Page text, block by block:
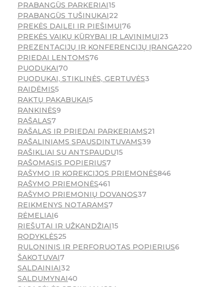
PRABANGŪS PARKERIAI15
PRABANGŪS TUŠINUKAI22
PREKĖS DAILEI IR PIEŠIMUI76
PREKĖS VAIKŲ KŪRYBAI IR LAVINIMUI23
PREZENTACIJŲ IR KONFERENCIJŲ ĮRANGA220
PRIEDAI LENTOMS76
PUODUKAI70
PUODUKAI, STIKLINĖS, GERTUVĖS3
RAIDĖMIS5
RAKTŲ PAKABUKAI5
RANKINĖS9
RAŠALAS7
RAŠALAS IR PRIEDAI PARKERIAMS21
RAŠALINIAMS SPAUSDINTUVAMS39
RAŠIKLIAI SU ANTSPAUDU15
RAŠOMASIS POPIERIUS7
RAŠYMO IR KOREKCIJOS PRIEMONĖS846
RAŠYMO PRIEMONĖS461
RAŠYMO PRIEMONIŲ DOVANOS37
REIKMENYS NOTARAMS7
RĖMELIAI6
RIEŠUTAI IR UŽKANDŽIAI15
RODYKLĖS25
RULONINIS IR PERFORUOTAS POPIERIUS6
ŠAKOTUVAI7
SALDAINIAI32
SALDUMYNAI40